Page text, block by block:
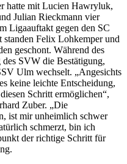
hatte mit Lucien Hawryluk,
Julian Rieckmann vier
Ligaauftakt gegen den SC
Felix Lohkemper und
geschont. Während des
des SVW die Bestätigung,
Ulm wechselt. „Angesichts
keine leichte Entscheidung,
Schritt ermöglichen“,
Zuber. „Die
ist mir unheimlich schwer
schmerzt, bin ich
der richtige Schritt für